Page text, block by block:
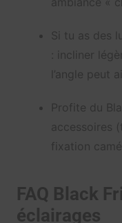
Si tu as des
: incliner
l’angle peut
Profite du
accessoires
fixation
FAQ Black
éclairages